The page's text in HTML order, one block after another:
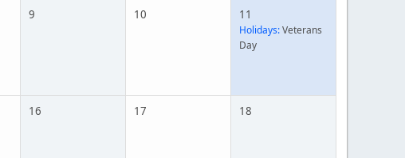
9 10 11
Holidays:Veterans
Day
16 17 18